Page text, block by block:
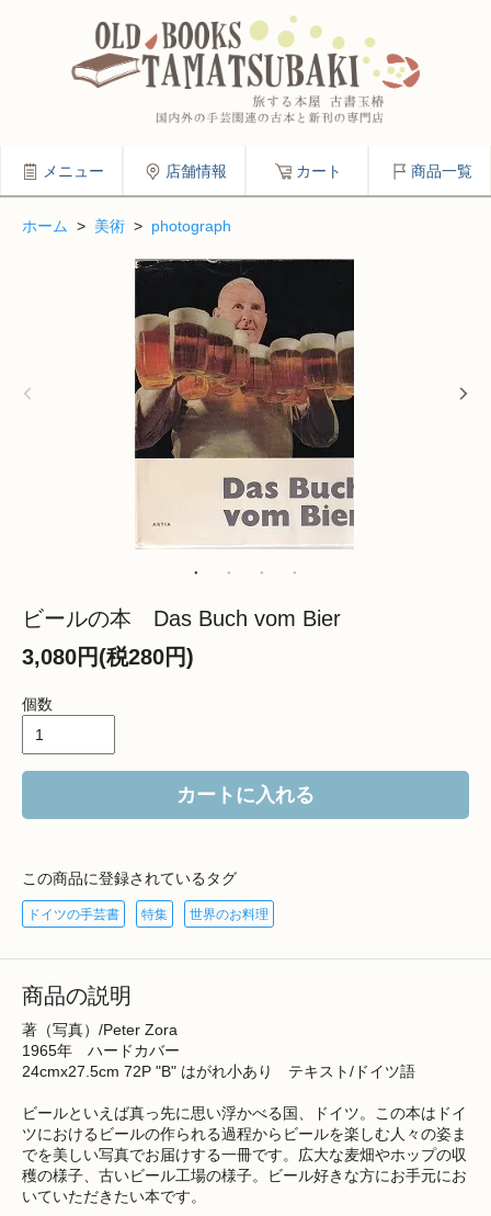
メニュー 店舗情報 カート 商品一覧
ホーム > 美術 > photograph
ビールの本 Das Buch vom Bier
3,080円(税280円)
個数
カートに入れる
この商品に登録されているタグ
ドイツの手芸書 特集 世界のお料理
商品の説明
著（写真）/Peter Zora
1965年 ハードカバー
24cmx27.5cm 72P "B" はがれ小あり テキスト/ドイツ語
ビールといえば真っ先に思い浮かべる国、ドイツ。この本はドイ
ツにおけるビールの作られる過程からビールを楽しむ人々の姿ま
でを美しい写真でお届けする一冊です。広大な麦畑やホップの収
穫の様子、古いビール工場の様子。ビール好きな方にお手元にお
いていただきたい本です。